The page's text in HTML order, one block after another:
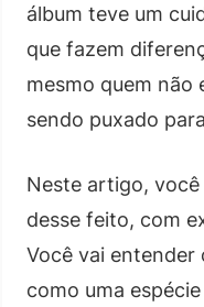
álbum teve um
que fazem
mesmo quem não
sendo puxado
Neste artigo,
desse feito, com
Você vai entender
como uma